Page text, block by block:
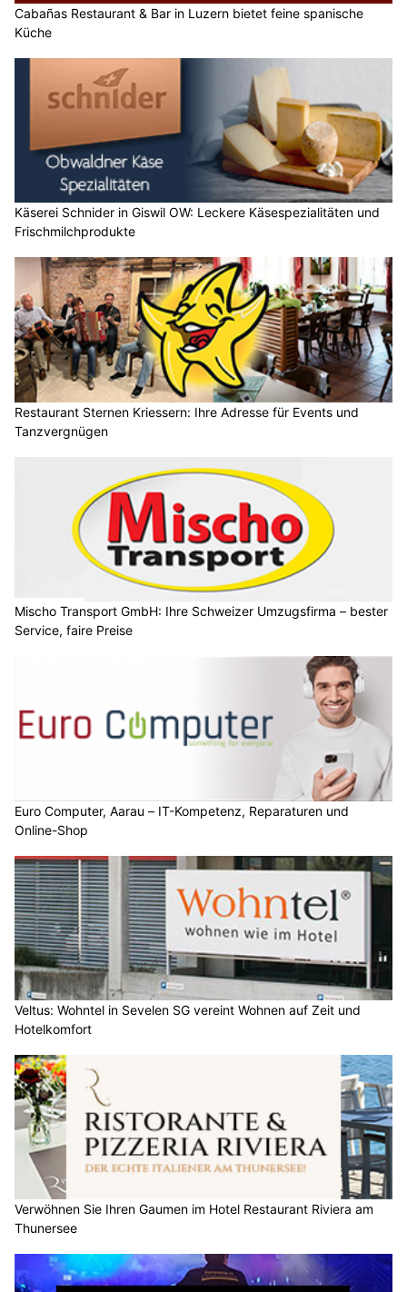
Cabañas Restaurant & Bar in Luzern bietet feine spanische
Küche
Käserei Schnider in Giswil OW: Leckere Käsespezialitäten und
Frischmilchprodukte
Restaurant Sternen Kriessern: Ihre Adresse für Events und
Tanzvergnügen
Mischo Transport GmbH: Ihre Schweizer Umzugsfirma – bester
Service, faire Preise
Euro Computer, Aarau – IT-Kompetenz, Reparaturen und
Online-Shop
Veltus: Wohntel in Sevelen SG vereint Wohnen auf Zeit und
Hotelkomfort
Verwöhnen Sie Ihren Gaumen im Hotel Restaurant Riviera am
Thunersee